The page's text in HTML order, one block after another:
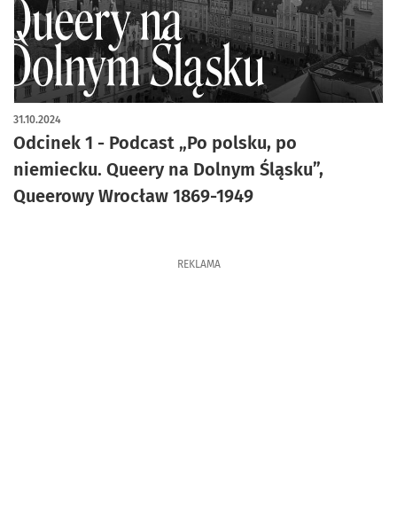
Odcinek 1 - Podcast „Po polsku, po
niemiecku. Queery na Dolnym Śląsku”,
Queerowy Wrocław 1869-1949
31.10.2024
REKLAMA